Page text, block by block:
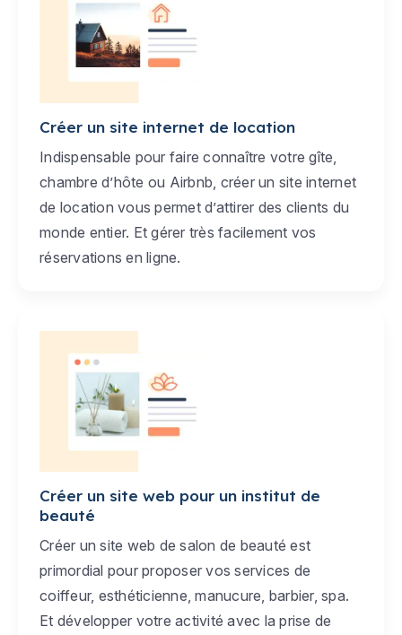
Créer un site internet de location
Indispensable pour faire connaître votre gîte,
chambre d’hôte ou Airbnb, créer un site internet
de location vous permet d’attirer des clients du
monde entier. Et gérer très facilement vos
réservations en ligne.
Créer un site web pour un institut de
beauté
Créer un site web de salon de beauté est
primordial pour proposer vos services de
coiffeur, esthéticienne, manucure, barbier, spa.
Et développer votre activité avec la prise de